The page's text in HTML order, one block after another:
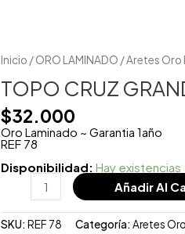
Inicio /ORO LAMINADO /Aretes Oro
TOPO CRUZ
$32.000
Oro Laminado ~ Garantia 1año
REF 78
Disponibilidad: Hay existencias
TOPO
CRUZ
GRANDE
cantidad
Añadir Al
SKU: REF 78 Categoría: Aretes